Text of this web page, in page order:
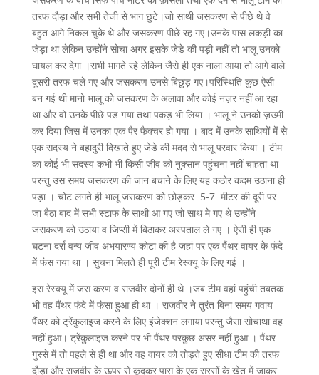
तरफ दौड़ा और सभी तेजी से भाग छुटे।जो साथी जसकरण से पीछे थे वे
बहुत आगे निकल चुके थे और जसकरण पीछे रह गए।उनके पास लकड़ी का
जेड़ा था लेकिन उन्होंने सोचा अगर इसके जेडे की पड़ी नहीं तो भालू उनको
घायल कर देगा ।सभी भागते रहे लेकिन जैसे ही एक नाला आया तो आगे वाले
दूसरी तरफ चले गए और जसकरण उनसे बिछुड़ गए।परिस्थिति कुछ ऐसी
बन गई थी मानो भालू को जसकरण के अलावा और कोई नज़र नहीं आ रहा
था और वो उनके पीछे पड गया तथा पकड़ भी लिया । भालू ने उनको ज़ख्मी
कर दिया जिस में उनका एक पैर फैक्चर हो गया । बाद में उनके साथियों में से
एक सदस्य ने बहादुरी दिखाते हुए जेडे की मदद से भालू परवार किया । टीम
का कोई भी सदस्य कभी भी किसी जीव को नुक्सान पहुंचना नहीं चाहता था
परन्तु उस समय जसकरण की जान बचाने के लिए यह कठोर कदम उठाना ही
पड़ा । चोट लगते ही भालू जसकरण को छोड़कर 5-7 मीटर की दूरी पर
जा बैठा बाद में सभी स्टाफ के साथी आ गए जो साथ मे गए थे उन्होंने
जसकरण को उठाया व जिप्सी में बिठाकर अस्पताल ले गए । ऐसी ही एक
घटना दर्रा वन्य जीव अभयारण्य कोटा की है जहां पर एक पैंथर वायर के फंदे
में फंस गया था । सुचना मिलते ही पूरी टीम रेस्क्यू के लिए गई ।
इस रेस्क्यू में जस करण व राजवीर दोनों ही थे ।जब टीम वहां पहुंची तबतक
भी वह पैंथर फंदे में फंसा हुआ ही था । राजवीर ने तुरंत बिना समय गवाय
पैंथर को ट्रेंकुलाइज करने के लिए इंजेक्शन लगाया परन्तु जैसा सोचाथा वह
नहीं हुआ। ट्रेंकुलाइज करने पर भी पैंथर परकुछ असर नहीं हुआ । पैंथर
गुस्से में तो पहले से ही था और वह वायर को तोड़ते हुए सीधा टीम की तरफ
दौड़ा और राजवीर के ऊपर से कूदकर पास के एक सरसों के खेत में जाकर